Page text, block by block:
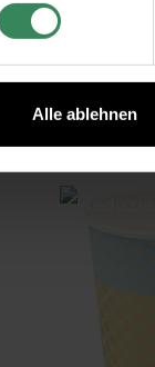
Alle ablehnen